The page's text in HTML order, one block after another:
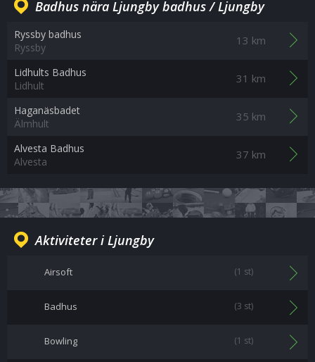
Badhus nära Ljungby badhus / Ljungby
Ryssby badhus
Ryssby
13 km
Lidhults Badhus
Lidhult
31 km
Haganäsbadet
Älmhult
35 km
Alvesta Badhus
Alvesta
37 km
Aktiviteter i Ljungby
Airsoft (1 st)
Badhus (3 st)
Bowling (1 st)